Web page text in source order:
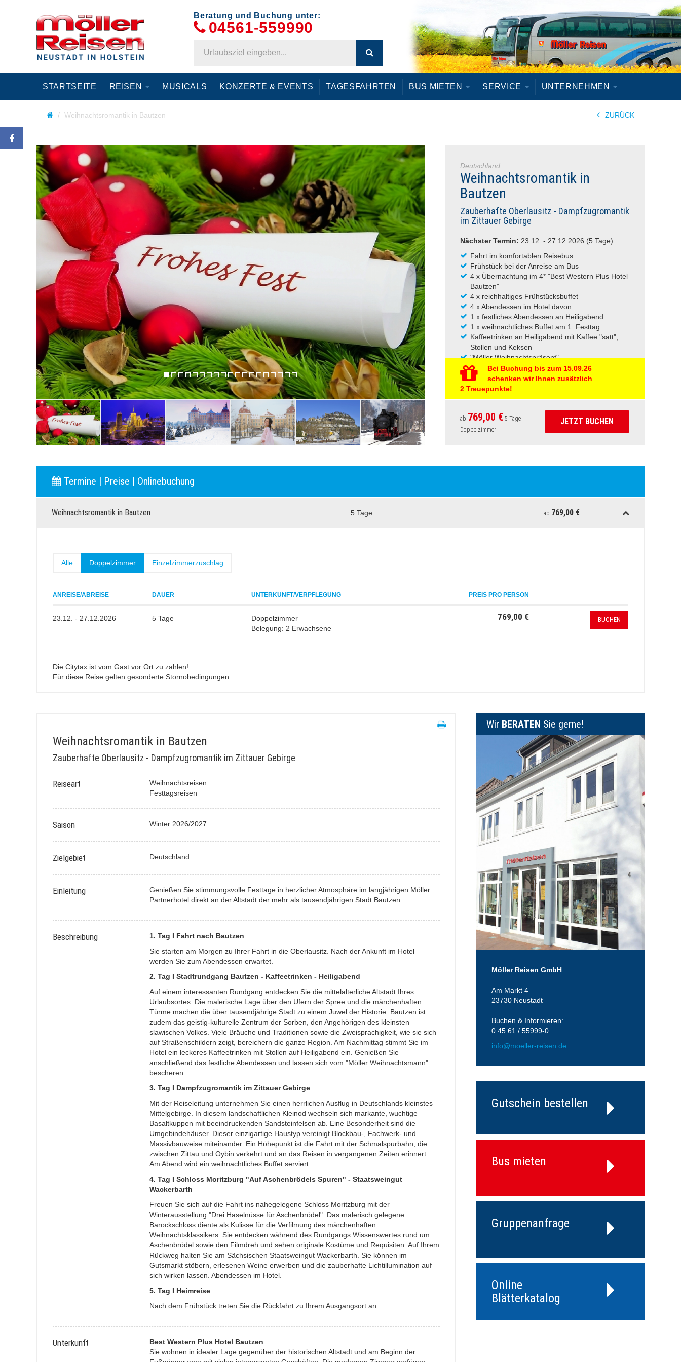
Beratung und Buchung unter:
04561-559990
STARTSEITE REISEN MUSICALS KONZERTE & EVENTS TAGESFAHRTEN BUS MIETEN SERVICE UNTERNEHMEN
Weihnachtsromantik in Bautzen ZURÜCK
Deutschland
Weihnachtsromantik in
Bautzen
Zauberhafte Oberlausitz - Dampfzugromantik
im Zittauer Gebirge
Nächster Termin: 23.12. - 27.12.2026 (5 Tage)
Fahrt im komfortablen Reisebus
Frühstück bei der Anreise am Bus
4 x Übernachtung im 4* "Best Western Plus Hotel
Bautzen"
4 x reichhaltiges Frühstücksbuffet
4 x Abendessen im Hotel davon:
1 x festliches Abendessen an Heiligabend
1 x weihnachtliches Buffet am 1. Festtag
Kaffeetrinken an Heiligabend mit Kaffee "satt",
Stollen und Keksen
"Möller Weihnachtspräsent"
Stadtführung in Bautzen mit Glühweinstopp
Ausflug ins Zittauer Gebirge mit Reiseleitung
Nostalgische Dampfzugfahrt
Ausflug "Auf Aschenbrödels Spuren" mit
Eintritt Schloss Moritzburg
Besuch Staatsweingut Wackerbarth
Bei Buchung bis zum 15.09.26
schenken wir Ihnen zusätzlich
2 Treuepunkte!
ab 769,00 € 5 Tage
Doppelzimmer
JETZT BUCHEN
Termine | Preise | Onlinebuchung
Weihnachtsromantik in Bautzen 5 Tage ab 769,00 €
Alle Doppelzimmer Einzelzimmerzuschlag
ANREISE/ABREISE DAUER UNTERKUNFT/VERPFLEGUNG PREIS PRO PERSON
23.12. - 27.12.2026 5 Tage
Doppelzimmer
Belegung: 2 Erwachsene
769,00 € BUCHEN
Die Citytax ist vom Gast vor Ort zu zahlen!
Für diese Reise gelten gesonderte Stornobedingungen
Weihnachtsromantik in Bautzen
Zauberhafte Oberlausitz - Dampfzugromantik im Zittauer Gebirge
Reiseart
Weihnachtsreisen
Festtagsreisen
Saison Winter 2026/2027
Zielgebiet Deutschland
Einleitung
Genießen Sie stimmungsvolle Festtage in herzlicher Atmosphäre im langjährigen Möller
Partnerhotel direkt an der Altstadt der mehr als tausendjährigen Stadt Bautzen.
Beschreibung
1. Tag I Fahrt nach Bautzen
Sie starten am Morgen zu Ihrer Fahrt in die Oberlausitz. Nach der Ankunft im Hotel
werden Sie zum Abendessen erwartet.
2. Tag I Stadtrundgang Bautzen - Kaffeetrinken - Heiligabend
Auf einem interessanten Rundgang entdecken Sie die mittelalterliche Altstadt Ihres
Urlaubsortes. Die malerische Lage über den Ufern der Spree und die märchenhaften
Türme machen die über tausendjährige Stadt zu einem Juwel der Historie. Bautzen ist
zudem das geistig-kulturelle Zentrum der Sorben, den Angehörigen des kleinsten
slawischen Volkes. Viele Bräuche und Traditionen sowie die Zweisprachigkeit, wie sie sich
auf Straßenschildern zeigt, bereichern die ganze Region. Am Nachmittag stimmt Sie im
Hotel ein leckeres Kaffeetrinken mit Stollen auf Heiligabend ein. Genießen Sie
anschließend das festliche Abendessen und lassen sich vom "Möller Weihnachtsmann"
bescheren.
3. Tag I Dampfzugromantik im Zittauer Gebirge
Mit der Reiseleitung unternehmen Sie einen herrlichen Ausflug in Deutschlands kleinstes
Mittelgebirge. In diesem landschaftlichen Kleinod wechseln sich markante, wuchtige
Basaltkuppen mit beeindruckenden Sandsteinfelsen ab. Eine Besonderheit sind die
Umgebindehäuser. Dieser einzigartige Haustyp vereinigt Blockbau-, Fachwerk- und
Massivbauweise miteinander. Ein Höhepunkt ist die Fahrt mit der Schmalspurbahn, die
zwischen Zittau und Oybin verkehrt und an das Reisen in vergangenen Zeiten erinnert.
Am Abend wird ein weihnachtliches Buffet serviert.
4. Tag I Schloss Moritzburg "Auf Aschenbrödels Spuren" - Staatsweingut
Wackerbarth
Freuen Sie sich auf die Fahrt ins nahegelegene Schloss Moritzburg mit der
Winterausstellung "Drei Haselnüsse für Aschenbrödel". Das malerisch gelegene
Barockschloss diente als Kulisse für die Verfilmung des märchenhaften
Weihnachtsklassikers. Sie entdecken während des Rundgangs Wissenswertes rund um
Aschenbrödel sowie den Filmdreh und sehen originale Kostüme und Requisiten. Auf Ihrem
Rückweg halten Sie am Sächsischen Staatsweingut Wackerbarth. Sie können im
Gutsmarkt stöbern, erlesenen Weine erwerben und die zauberhafte Lichtillumination auf
sich wirken lassen. Abendessen im Hotel.
5. Tag I Heimreise
Nach dem Frühstück treten Sie die Rückfahrt zu Ihrem Ausgangsort an.
Unterkunft
Best Western Plus Hotel Bautzen
Sie wohnen in idealer Lage gegenüber der historischen Altstadt und am Beginn der
Wir BERATEN Sie gerne!
Möller Reisen GmbH
Am Markt 4
23730 Neustadt
Buchen & Informieren:
0 45 61 / 55999-0
info@moeller-reisen.de
Gutschein bestellen
Bus mieten
Gruppenanfrage
Online
Blätterkatalog